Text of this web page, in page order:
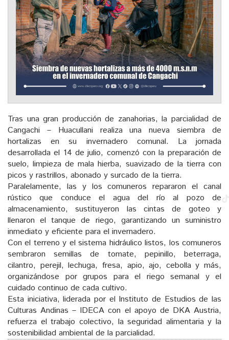
Tras una gran producción de zanahorias, la parcialidad de
Cangachi – Huacullani realiza una nueva siembra de
hortalizas en su invernadero comunal. La jornada
desarrollada el 14 de julio, comenzó con la preparación de
suelo, limpieza de mala hierba, suavizado de la tierra con
picos y rastrillos, abonado y surcado de la tierra.
Paralelamente, las y los comuneros repararon el canal
rústico que conduce el agua del río al pozo de
almacenamiento, sustituyeron las cintas de goteo y
llenaron el tanque de riego, garantizando un suministro
inmediato y eficiente para el invernadero.
Con el terreno y el sistema hidráulico listos, los comuneros
sembraron semillas de tomate, pepinillo, beterraga,
cilantro, perejil, lechuga, fresa, apio, ajo, cebolla y más,
organizándose por grupos para el riego semanal y el
cuidado continuo de cada cultivo.
Esta iniciativa, liderada por el Instituto de Estudios de las
Culturas Andinas – IDECA con el apoyo de DKA Austria,
refuerza el trabajo colectivo, la seguridad alimentaria y la
sostenibilidad ambiental de la parcialidad.